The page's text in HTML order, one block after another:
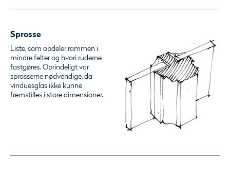
Sprosse
Liste, som opdeler rammen i
mindre felter og hvori ruderne
fastgøres. Oprindeligt var
sprosserne nødvendige, da
vinduesglas ikke kunne
fremstilles i store dimensioner.